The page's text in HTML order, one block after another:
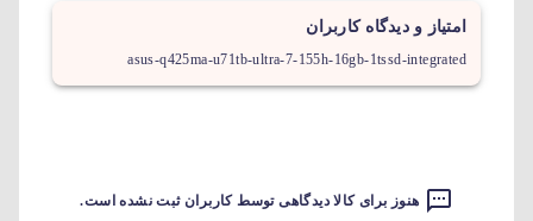
امتیاز و دیدگاه کاربران
asus-q425ma-u71tb-ultra-7-155h-16gb-1tssd-integrated
هنوز برای کالا دیدگاهی توسط کاربران ثبت نشده است.